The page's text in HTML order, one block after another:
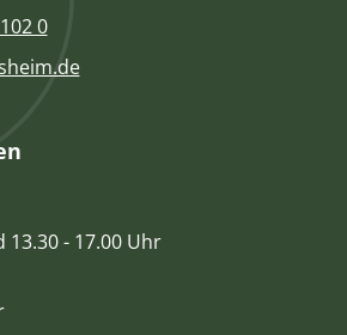
0
13.30 - 17.00 Uhr